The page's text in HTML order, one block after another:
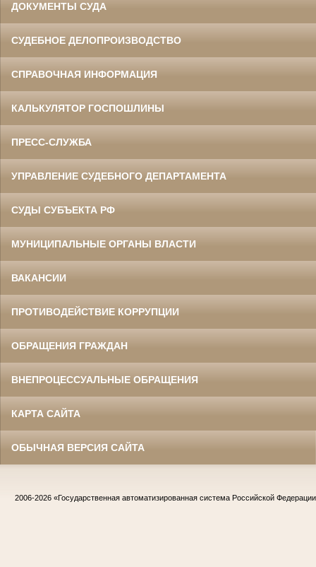
ДОКУМЕНТЫ СУДА
СУДЕБНОЕ ДЕЛОПРОИЗВОДСТВО
СПРАВОЧНАЯ ИНФОРМАЦИЯ
КАЛЬКУЛЯТОР ГОСПОШЛИНЫ
ПРЕСС-СЛУЖБА
УПРАВЛЕНИЕ СУДЕБНОГО ДЕПАРТАМЕНТА
СУДЫ СУБЪЕКТА РФ
МУНИЦИПАЛЬНЫЕ ОРГАНЫ ВЛАСТИ
ВАКАНСИИ
ПРОТИВОДЕЙСТВИЕ КОРРУПЦИИ
ОБРАЩЕНИЯ ГРАЖДАН
ВНЕПРОЦЕССУАЛЬНЫЕ ОБРАЩЕНИЯ
КАРТА САЙТА
ОБЫЧНАЯ ВЕРСИЯ САЙТА
2006-2026 «Государственная автоматизированная система Российской